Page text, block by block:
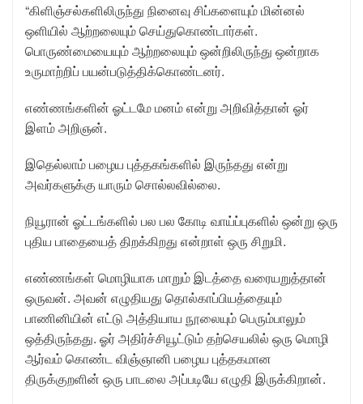
“கிளிஞ்சல்களிலிருந்து நினைவு சிப்களையும் மின்னல்
ஒளியில் ஆற்றலையும் செய்துகொண்டார்கள்.
பொருண்மையையும் ஆற்றலையும் ஒன்றிலிருந்து ஒன்றாக
உருமாற்றிப் பயன்படுத்திக்கொண்டனர்.
எண்ணங்களின் ஓட்டமே மனம் என்று அறிவித்தான் ஓர்
இளம் அறிஞன்.
இதெல்லாம் பழைய புத்தகங்களில் இருந்தது என்று
அவர்களுக்கு யாரும் சொல்லவில்லை.
நியூரான் ஓட்டங்களில் பல பல கோடி வாய்ப்புகளில் ஒன்று ஒரு
புதிய பாதையைத் திறக்கிறது என்றாள் ஒரு சிறுமி.
எண்ணங்கள் மொழியாக மாறும் இடத்தை வரையறுத்தான்
ஒருவன். அவன் எழுதியது தொல்காப்பியத்தையும்
பாணினியின் எட்டு அத்தியாய நூலையும் பெரும்பாலும்
ஒத்திருந்தது. ஓர் அதிர்ச்சியூட்டும் தற்செயலில் ஒரு மொழி
ஆர்வம் கொண்ட விஞ்ஞானி பழைய புத்தகமான
திருக்குறளின் ஒரு பாடலை அப்படியே எழுதி இருக்கிறான்.